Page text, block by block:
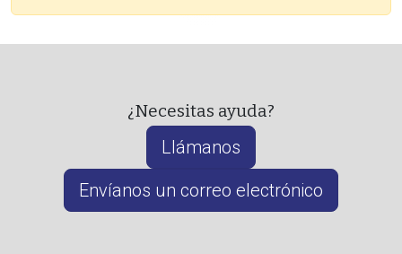
¿Necesitas ayuda?
Llámanos
Envíanos un correo electrónico